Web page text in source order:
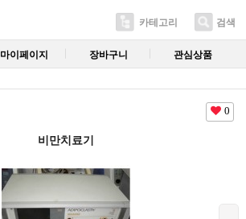
카테고리 검색
마이페이지 장바구니 관심상품
0
비만치료기